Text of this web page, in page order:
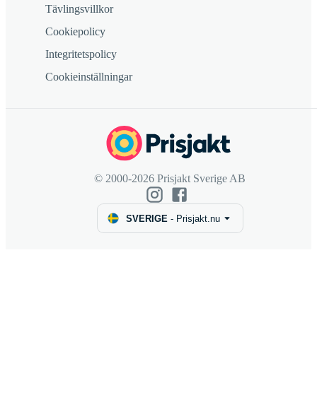
Tävlingsvillkor
Cookiepolicy
Integritetspolicy
Cookieinställningar
© 2000-2026 Prisjakt Sverige AB
SVERIGE - Prisjakt.nu